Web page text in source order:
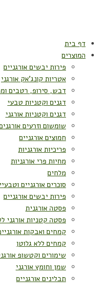
דף בית
המוצרים
פירות יבשים אורגניים
אטריות קונג'אק אורגני
דבש, סירופ, רטבים
דגנים וקטניות טבעי
דגנים וקטניות אורגני
שומשום וזרעים
חמוצים אורגניים
פריכיות אורגניות
מחיות פרי אורגניות
מלחים
סוכרים אורגניים
פירות יבשים אורגניים
פסטה אורגנית
פסטה קטניות אורגני
קמחים ואבקות
קמחים ללא גלוטן
שימורים וקטשופ
שמן וחומץ אורגני
תבלינים אורגניים